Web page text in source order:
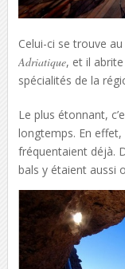
Celui-ci se trouve au
Adriatique, et il
spécialités de la
Le plus étonnant,
longtemps. En
fréquentaient déjà.
bals y étaient aussi